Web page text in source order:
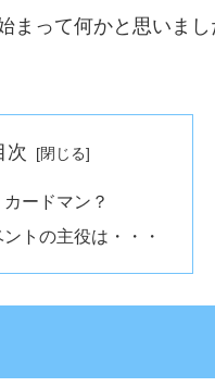
まって何かと思いま
次
ードマン？
トの主役は・・・